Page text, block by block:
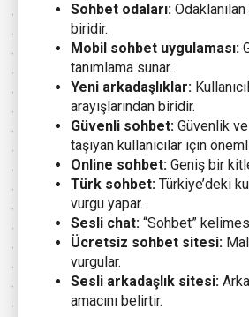
Sohbet odaları:
biridir.
Mobil sohbet uygulaması:
tanımlama sunar.
Yeni arkadaşlıklar:
arayışlarından biridir.
Güvenli sohbet: Güvenlik
taşıyan kullanıcılar için
Online sohbet: Geniş bir
Türk sohbet: Türkiye’deki
vurgu yapar.
Sesli chat: “Sohbet”
Ücretsiz sohbet sitesi:
vurgular.
Sesli arkadaşlık sitesi:
amacını belirtir.